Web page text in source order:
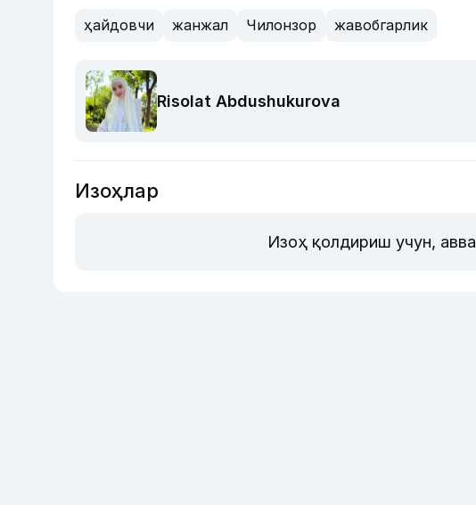
ҳайдовчи жанжал Чилонзор жавобгарлик
Risolat Abdushukurova
Изоҳлар
Изоҳ қолдириш учун,